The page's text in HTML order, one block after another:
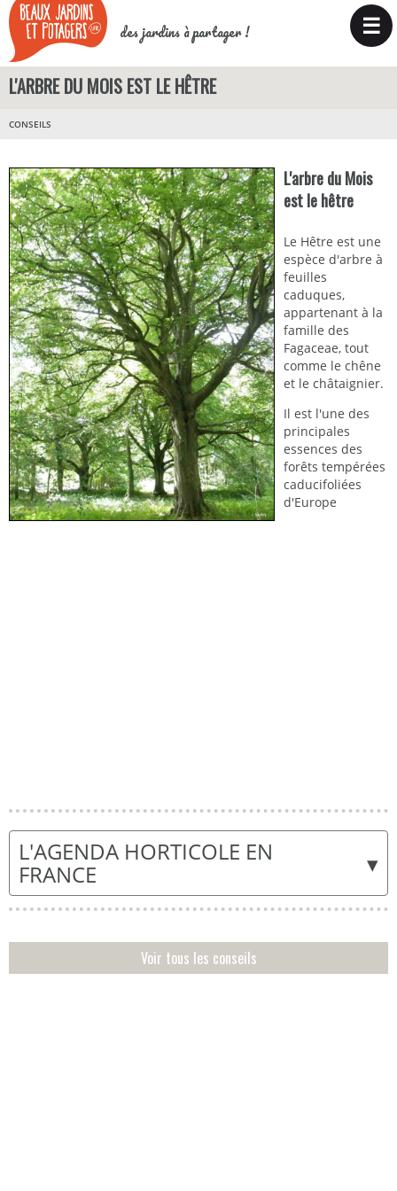
des jardins à partager ! ☰
L'ARBRE DU MOIS EST LE HÊTRE
CONSEILS
L'arbre du Mois
est le hêtre
Le Hêtre est une
espèce d'arbre à
feuilles
caduques,
appartenant à la
famille des
Fagaceae, tout
comme le chêne
et le châtaignier.
Il est l'une des
principales
essences des
forêts tempérées
caducifoliées
d'Europe
▾
L'AGENDA HORTICOLE EN
FRANCE
Voir tous les conseils